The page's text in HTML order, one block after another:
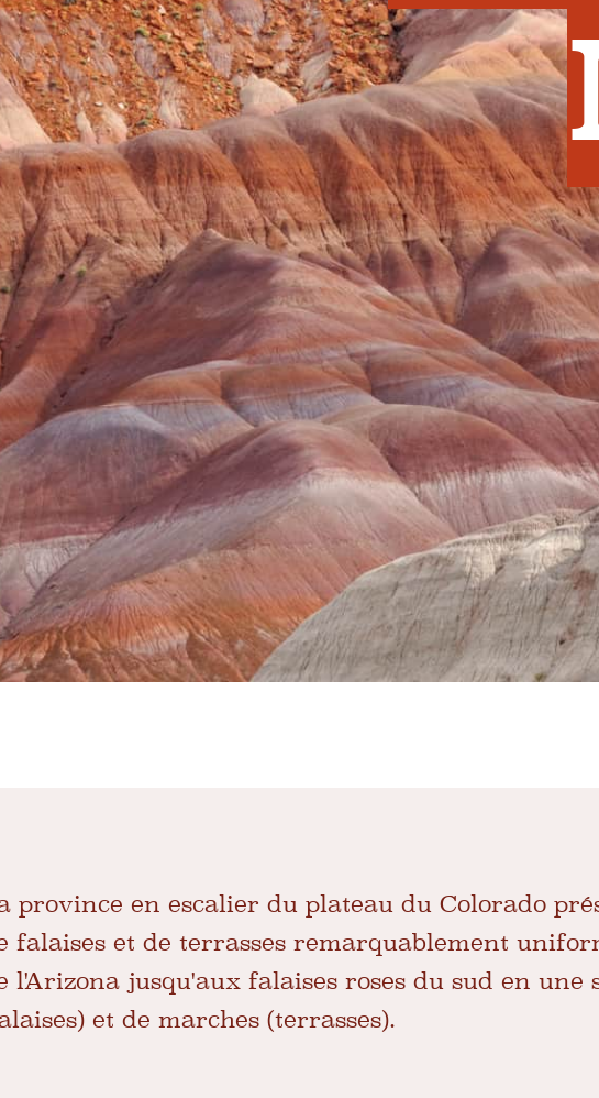
province en escalier du plateau du Colorado
falaises et de terrasses remarquablement
l'Arizona jusqu'aux falaises roses du sud en une
et de marches (terrasses).